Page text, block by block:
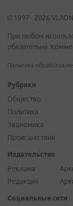
© 1997 - 2026
При любом
обязательна.
Политика обработки
Рубрики
Общество
Политика
Экономика
Происшествия
Издательство
Реклама
Редакция
Социальные сети